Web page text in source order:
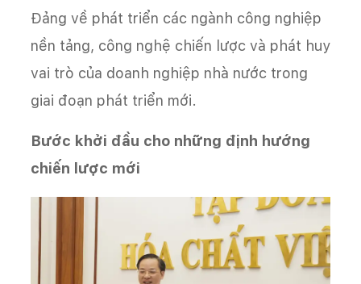
Đảng về phát triển các ngành công nghiệp
nền tảng, công nghệ chiến lược và phát huy
vai trò của doanh nghiệp nhà nước trong
giai đoạn phát triển mới.
Bước khởi đầu cho những định hướng
chiến lược mới